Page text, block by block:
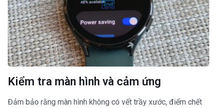
Kiểm tra màn hình và cảm ứng
Đảm bảo rằng màn hình không có vết trầy xước, điểm chết